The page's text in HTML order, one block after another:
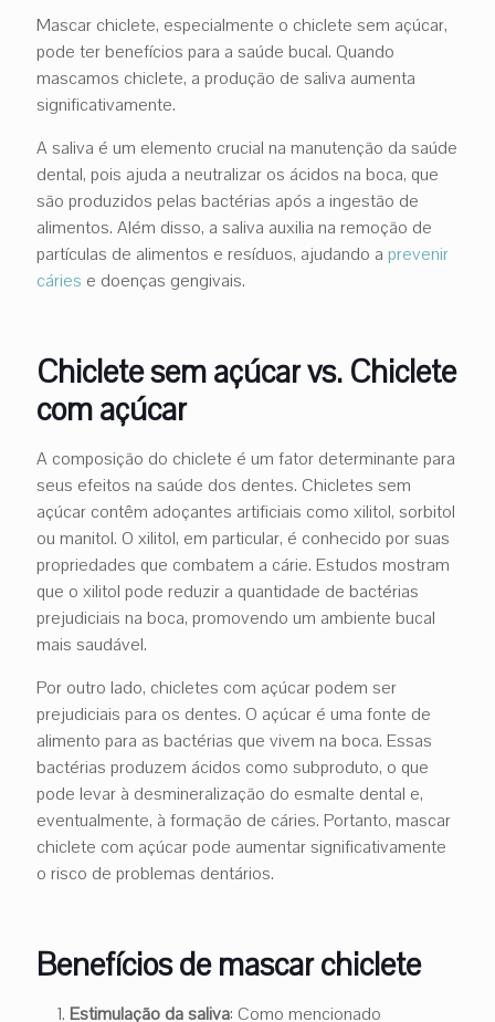
Mascar chiclete, especialmente o chiclete sem açúcar,
pode ter benefícios para a saúde bucal. Quando
mascamos chiclete, a produção de saliva aumenta
significativamente.
A saliva é um elemento crucial na manutenção da saúde
dental, pois ajuda a neutralizar os ácidos na boca, que
são produzidos pelas bactérias após a ingestão de
alimentos. Além disso, a saliva auxilia na remoção de
partículas de alimentos e resíduos, ajudando a prevenir
cáries e doenças gengivais.
Chiclete sem açúcar vs. Chiclete
com açúcar
A composição do chiclete é um fator determinante para
seus efeitos na saúde dos dentes. Chicletes sem
açúcar contêm adoçantes artificiais como xilitol, sorbitol
ou manitol. O xilitol, em particular, é conhecido por suas
propriedades que combatem a cárie. Estudos mostram
que o xilitol pode reduzir a quantidade de bactérias
prejudiciais na boca, promovendo um ambiente bucal
mais saudável.
Por outro lado, chicletes com açúcar podem ser
prejudiciais para os dentes. O açúcar é uma fonte de
alimento para as bactérias que vivem na boca. Essas
bactérias produzem ácidos como subproduto, o que
pode levar à desmineralização do esmalte dental e,
eventualmente, à formação de cáries. Portanto, mascar
chiclete com açúcar pode aumentar significativamente
o risco de problemas dentários.
Benefícios de mascar chiclete
Estimulação da saliva: Como mencionado